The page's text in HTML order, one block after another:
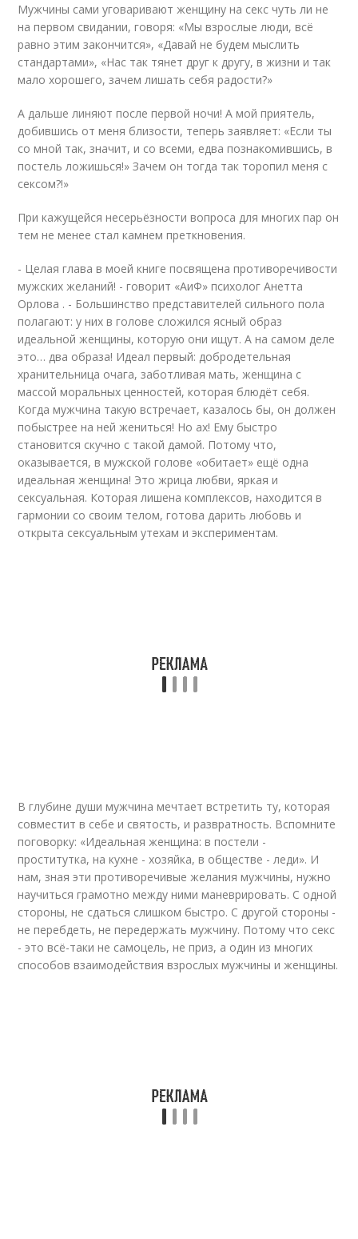
Мужчины сами уговаривают женщину на секс чуть ли не
на первом свидании, говоря: «Мы взрослые люди, всё
равно этим закончится», «Давай не будем мыслить
стандартами», «Нас так тянет друг к другу, в жизни и так
мало хорошего, зачем лишать себя радости?»
А дальше линяют после первой ночи! А мой приятель,
добившись от меня близости, теперь заявляет: «Если ты
со мной так, значит, и со всеми, едва познакомившись, в
постель ложишься!» Зачем он тогда так торопил меня с
сексом?!»
При кажущейся несерьёзности вопроса для многих пар он
тем не менее стал камнем преткновения.
- Целая глава в моей книге посвящена противоречивости
мужских желаний! - говорит «АиФ» психолог Анетта
Орлова . - Большинство представителей сильного пола
полагают: у них в голове сложился ясный образ
идеальной женщины, которую они ищут. А на самом деле
это… два образа! Идеал первый: добродетельная
хранительница очага, заботливая мать, женщина с
массой моральных ценностей, которая блюдёт себя.
Когда мужчина такую встречает, казалось бы, он должен
побыстрее на ней жениться! Но ах! Ему быстро
становится скучно с такой дамой. Потому что,
оказывается, в мужской голове «обитает» ещё одна
идеальная женщина! Это жрица любви, яркая и
сексуальная. Которая лишена комп­лексов, находится в
гармонии со своим телом, готова дарить любовь и
открыта сексуальным утехам и экспериментам.
В глубине души мужчина мечтает встретить ту, которая
совместит в себе и святость, и развратность. Вспомните
поговорку: «Идеальная женщина: в постели -
проститутка, на кухне - хозяйка, в обществе - леди». И
нам, зная эти противоречивые желания мужчины, нужно
научиться грамотно между ними маневрировать. С одной
стороны, не сдаться слишком быстро. С другой стороны -
не перебдеть, не передержать мужчину. Потому что секс
- это всё-таки не самоцель, не приз, а один из многих
способов взаимодействия взрослых мужчины и женщины.